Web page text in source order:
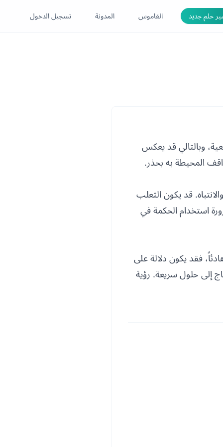
حلم جديد القاموس المدونة تسجيل الدخول
وبالتالي قد يعكس
المحيطة به بحذر.
قد يكون الثعلب
استخدام الحكمة في
فقد يكون دلالة على
إلى حلول سريعة. رؤية